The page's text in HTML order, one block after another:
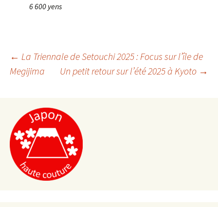
6 600 yens
Navigation
l'article
← La Triennale de Setouchi 2025 : Focus sur l’île de
Megijima
Un petit retour sur l’été 2025 à Kyoto →